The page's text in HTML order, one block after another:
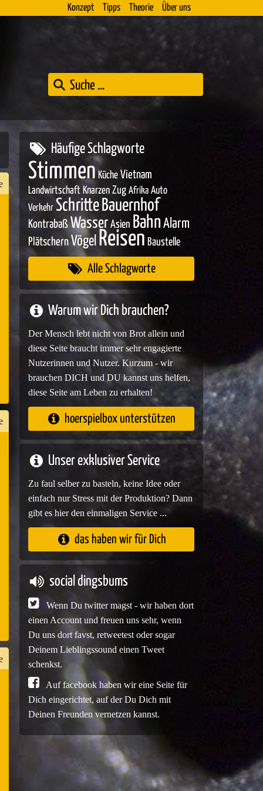
Konzept Tipps Theorie Über uns
Häufige Schlagworte
Stimmen Küche Vietnam
Landwirtschaft Knarzen Zug Afrika Auto
Verkehr Schritte Bauernhof
Kontrabaß Wasser Asien Bahn Alarm
Plätschern Vögel Reisen Baustelle
Alle Schlagworte
Warum wir Dich brauchen?
Der Mensch lebt nicht von Brot allein und
diese Seite braucht immer sehr engagierte
Nutzerinnen und Nutzer. Kurzum - wir
brauchen DICH und DU kannst uns helfen,
diese Seite am Leben zu erhalten!
hoerspielbox unterstützen
Unser exklusiver Service
Zu faul selber zu basteln, keine Idee oder
einfach nur Stress mit der Produktion? Dann
gibt es hier den einmaligen Service ...
das haben wir für Dich
social dingsbums
Wenn Du twitter magst - wir haben dort
einen Account und freuen uns sehr, wenn
Du uns dort favst, retweetest oder sogar
Deinem Lieblingssound einen Tweet
schenkst.
Auf facebook haben wir eine Seite für
Dich eingerichtet, auf der Du Dich mit
Deinen Freunden vernetzen kannst.